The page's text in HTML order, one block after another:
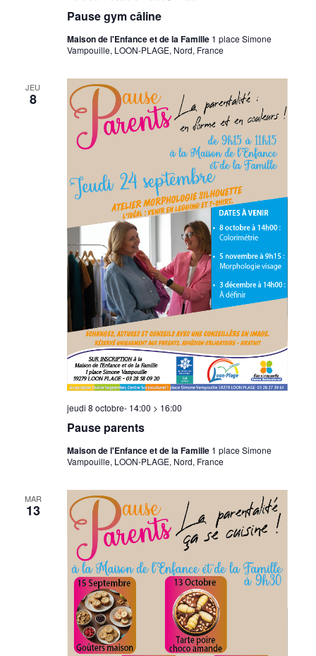
Pause gym câline
Maison de l'Enfance et de la Famille 1 place Simone
Vampouille, LOON-PLAGE, Nord, France
JEU
8
Pause parents
jeudi 8 octobre- 14:00 > 16:00
Maison de l'Enfance et de la Famille 1 place Simone
Vampouille, LOON-PLAGE, Nord, France
MAR
13